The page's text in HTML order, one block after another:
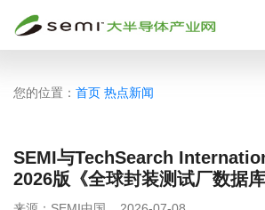
您的位置： 首页 热点新闻
SEMI与TechSearch
2026版《全球封装测试厂数据库